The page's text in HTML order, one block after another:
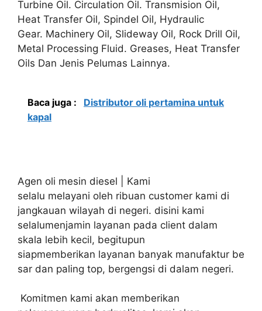
Turbine Oil. Circulation Oil. Transmision Oil,
Heat Transfer Oil, Spindel Oil, Hydraulic
Gear. Machinery Oil, Slideway Oil, Rock Drill Oil,
Metal Processing Fluid. Greases, Heat Transfer
Oils Dan Jenis Pelumas Lainnya.
Baca juga :
Distributor oli pertamina untuk
kapal
Agen oli mesin diesel | Kami
selalu melayani oleh ribuan customer kami di
jangkauan wilayah di negeri. disini kami
selalumenjamin layanan pada client dalam
skala lebih kecil, begitupun
siapmemberikan layanan banyak manufaktur be
sar dan paling top, bergengsi di dalam negeri.
Komitmen kami akan memberikan